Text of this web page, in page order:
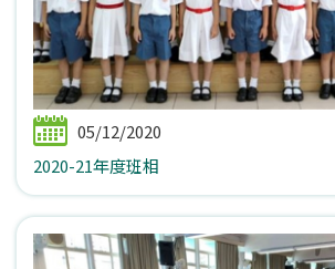
05/12/2020
2020-21年度班相